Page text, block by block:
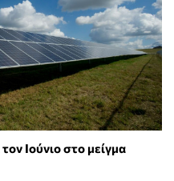
Ιούνιο στο μείγμα